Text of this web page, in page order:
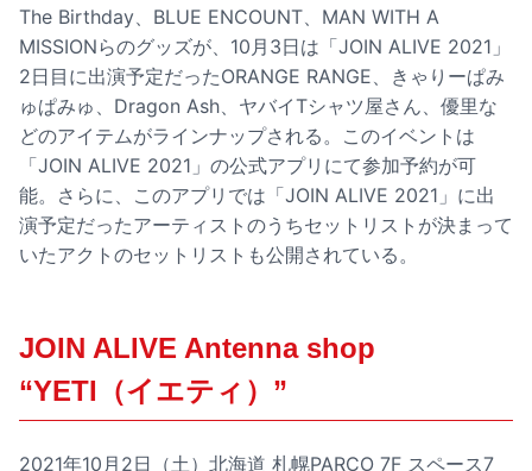
The Birthday、BLUE ENCOUNT、MAN WITH A
MISSIONらのグッズが、10月3日は「JOIN ALIVE 2021」
2日目に出演予定だったORANGE RANGE、きゃりーぱみ
ゅぱみゅ、Dragon Ash、ヤバイTシャツ屋さん、優里な
どのアイテムがラインナップされる。このイベントは
「JOIN ALIVE 2021」の公式アプリにて参加予約が可
能。さらに、このアプリでは「JOIN ALIVE 2021」に出
演予定だったアーティストのうちセットリストが決まって
いたアクトのセットリストも公開されている。
JOIN ALIVE Antenna shop
“YETI（イエティ）”
2021年10月2日（土）北海道 札幌PARCO 7F スペース7